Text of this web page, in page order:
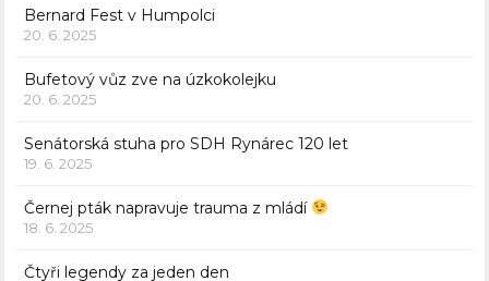
Bernard Fest v Humpolci
20. 6. 2025
Bufetový vůz zve na úzkokolejku
20. 6. 2025
Senátorská stuha pro SDH Rynárec 120 let
19. 6. 2025
Černej pták napravuje trauma z mládí
18. 6. 2025
Čtyři legendy za jeden den